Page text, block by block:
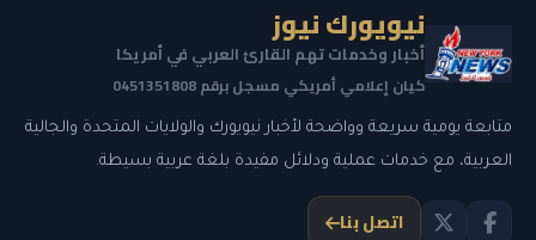
نيويورك نيوز
أخبار وخدمات تهم القارئ العربي في أمريكا
كيان إعلامي أمريكي مسجل برقم 0451351808
متابعة يومية سريعة وواضحة لأخبار نيويورك والولايات المتحدة والجالية
العربية، مع خدمات عملية ودلائل مفيدة بلغة عربية بسيطة.
اتصل بنا